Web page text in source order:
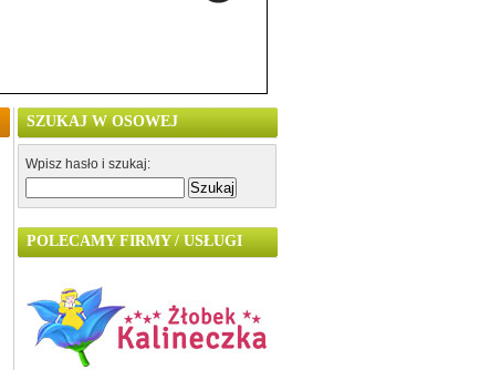
SZUKAJ W OSOWEJ
Wpisz hasło i szukaj:
POLECAMY FIRMY / USŁUGI